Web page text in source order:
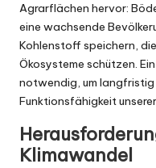
Agrarflächen hervor:
eine wachsende
Kohlenstoff speichern,
Ökosysteme schützen.
notwendig, um langfristig
Funktionsfähigkeit
Klimawandel